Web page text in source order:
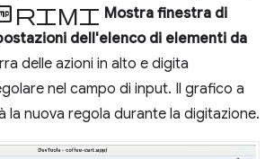
Mostra finestra di
dell'elenco di elementi da
delle azioni in alto e digita
nel campo di input. Il grafico a
la nuova regola durante la digitazione.